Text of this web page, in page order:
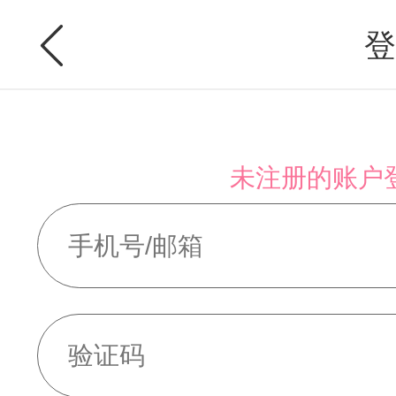
未注册的账户